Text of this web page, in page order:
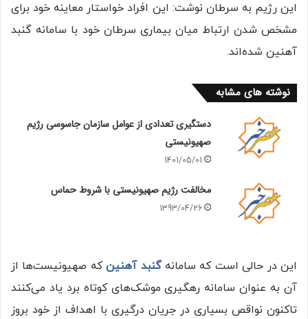
این رژیم به سرطان نوشت: این افراد خواستار معاینه خود برای
مشخص شدن ارتباط میان بیماری سرطان خود با سامانه گنبد
آهنین شده‌اند.
نوشته های مشابه
دستگیری تعدادی از عوامل سازمان جاسوسی رژیم
صهیونیستی
1401/05/01
مخالفت رژیم صهیونیستی با شروط حماس
1393/04/26
این در حالی است که سامانهگنبد آهنینکه صهیونیست‌ها از
آن به عنوان سامانه رهگیری موشک‌های کوتاه برد یاد می‌کنند
تاکنون نواقص بسیاری در جریان درگیری با اهداف از خود بروز